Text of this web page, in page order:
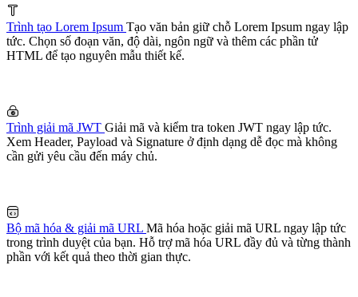
Trình tạo Lorem Ipsum Tạo văn bản giữ chỗ Lorem Ipsum ngay lập
tức. Chọn số đoạn văn, độ dài, ngôn ngữ và thêm các phần tử
HTML để tạo nguyên mẫu thiết kế.
Trình giải mã JWT Giải mã và kiểm tra token JWT ngay lập tức.
Xem Header, Payload và Signature ở định dạng dễ đọc mà không
cần gửi yêu cầu đến máy chủ.
Bộ mã hóa & giải mã URL Mã hóa hoặc giải mã URL ngay lập tức
trong trình duyệt của bạn. Hỗ trợ mã hóa URL đầy đủ và từng thành
phần với kết quả theo thời gian thực.